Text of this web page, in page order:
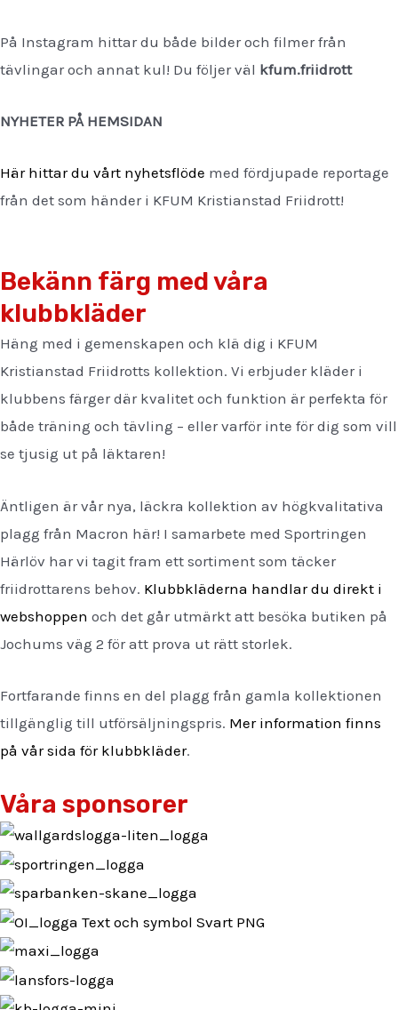
På Instagram hittar du både bilder och filmer från
tävlingar och annat kul! Du följer väl kfum.friidrott
NYHETER PÅ HEMSIDAN
Här hittar du vårt nyhetsflöde med fördjupade reportage
från det som händer i KFUM Kristianstad Friidrott!
Bekänn färg med våra
klubbkläder
Häng med i gemenskapen och klä dig i KFUM
Kristianstad Friidrotts kollektion. Vi erbjuder kläder i
klubbens färger där kvalitet och funktion är perfekta för
både träning och tävling – eller varför inte för dig som vill
se tjusig ut på läktaren!
Äntligen är vår nya, läckra kollektion av högkvalitativa
plagg från Macron här! I samarbete med Sportringen
Härlöv har vi tagit fram ett sortiment som täcker
friidrottarens behov. Klubbkläderna handlar du direkt i
webshoppen och det går utmärkt att besöka butiken på
Jochums väg 2 för att prova ut rätt storlek.
Fortfarande finns en del plagg från gamla kollektionen
tillgänglig till utförsäljningspris. Mer information finns
på vår sida för klubbkläder.
Våra sponsorer